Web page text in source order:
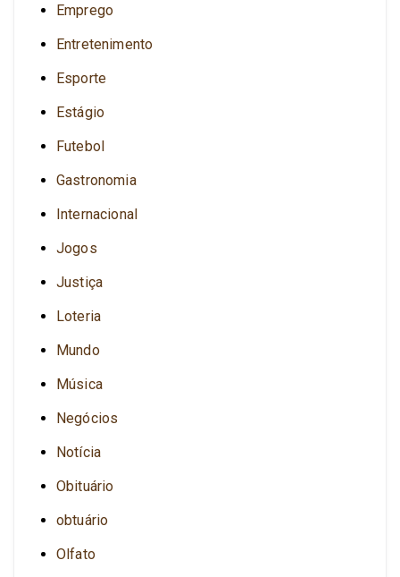
Emprego
Entretenimento
Esporte
Estágio
Futebol
Gastronomia
Internacional
Jogos
Justiça
Loteria
Mundo
Música
Negócios
Notícia
Obituário
obtuário
Olfato